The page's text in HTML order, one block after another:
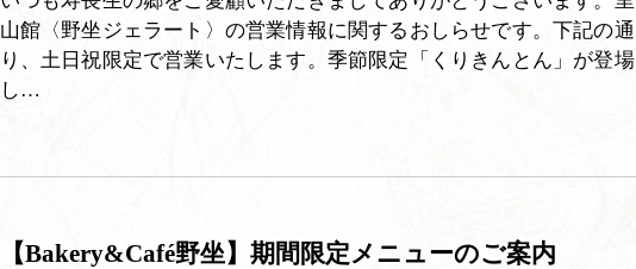
山館〈野坐ジェラート〉の営業情報に関するおしらせです。下記の通
り、土日祝限定で営業いたします。季節限定「くりきんとん」が登場
し…
【Bakery&Café野坐】期間限定メニューのご案内